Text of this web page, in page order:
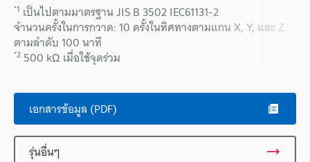
*1 เป็นไปตามมาตรฐาน JIS B 3502 IEC61131-2
จำนวนครั้งในการกวาด: 10 ครั้งในทิศทางตามแกน X, Y, และ Z
ตามลำดับ 100 นาที
*2 500 kΩ เมื่อใช้จุดร่วม
เอกสารข้อมูล (PDF)
รุ่นอื่นๆ